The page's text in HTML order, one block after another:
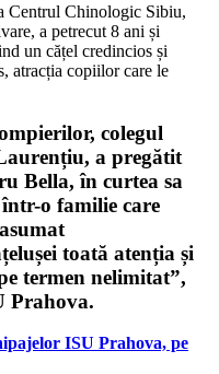
Centrul Chinologic Sibiu,
a petrecut 8 ani și
un cățel credincios și
atracția copiilor care le
colegul
a pregătit
Bella, în curtea sa
o familie care
toată atenția și
termen nelimitat”,
Prahova.
ISU Prahova, pe